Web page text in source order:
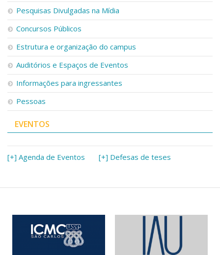
Projetos, Programas e Cursos
Artes, Cultura e Esportes
Museus e Espaços Interativos
Serviços
Bibliotecas
Apoio ao Estudante
Segurança, Trânsito e Prevenção
RH, Administrativo e Financeiro
Outros serviços
Comunicação
Assessorias e Mídias
Aplicativos e Sites
Jornal da USP
Agenda de Eventos
Pesquisas Divulgadas na Mídia
Concursos Públicos
Estrutura e organização do campus
Auditórios e Espaços de Eventos
Informações para ingressantes
Pessoas
EVENTOS
[+] Agenda de Eventos [+] Defesas de teses